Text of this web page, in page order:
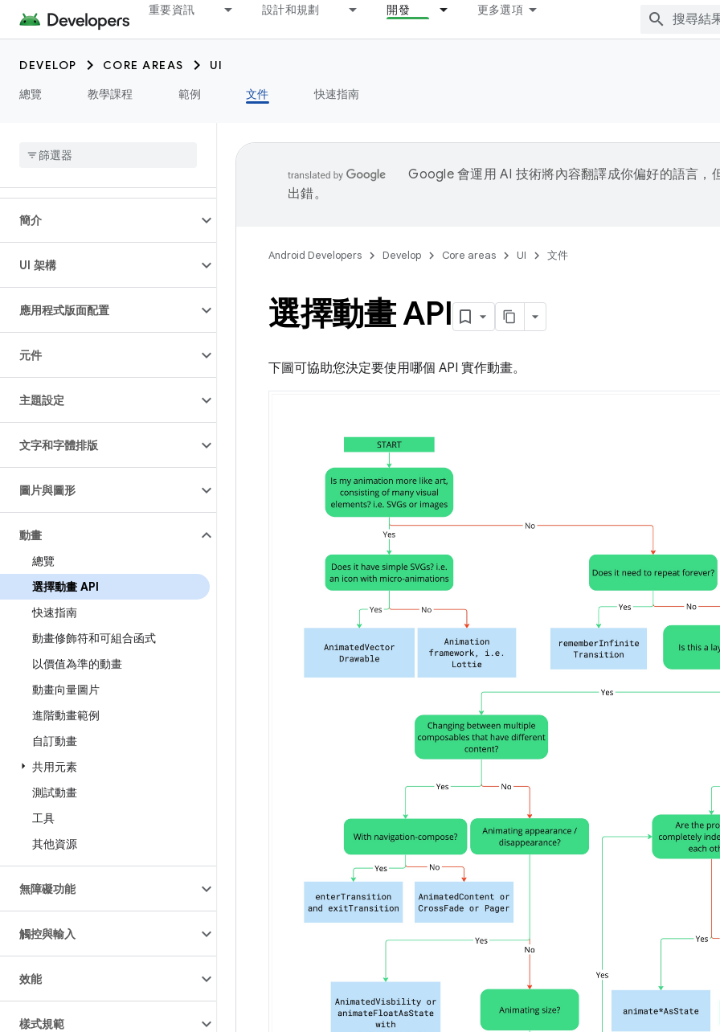
重要資訊 設計和規劃 開發 更多選項
DEVELOP CORE AREAS
UI
總覽
教學課程 範例 文件 快速指南
簡介
UI 架構
應用程式版面配置
元件
主題設定
文字和字體排版
圖片與圖形
動畫
總覽
選擇動畫 API
快速指南
動畫修飾符和可組合函式
以價值為準的動畫
動畫向量圖片
進階動畫範例
自訂動畫
共用元素
測試動畫
工具
其他資源
無障礙功能
觸控與輸入
效能
樣式規範
Google 會運用 AI 技術將內容翻譯成你偏好的語言，
出錯。
Android Developers Develop Core areas UI 文件
選擇動畫 API
下圖可協助您決定要使用哪個 API 實作動畫。